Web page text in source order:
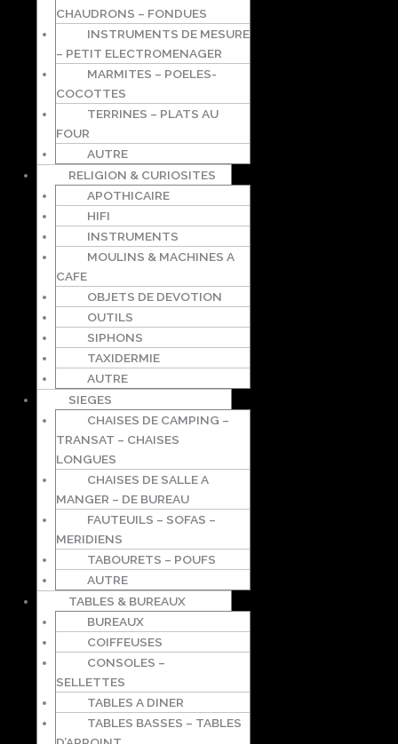
CHAUDRONS – FONDUES
INSTRUMENTS DE MESURE
– PETIT ELECTROMENAGER
MARMITES – POELES-
COCOTTES
TERRINES – PLATS AU
FOUR
AUTRE
RELIGION & CURIOSITES
APOTHICAIRE
HIFI
INSTRUMENTS
MOULINS & MACHINES A
CAFE
OBJETS DE DEVOTION
OUTILS
SIPHONS
TAXIDERMIE
AUTRE
SIEGES
CHAISES DE CAMPING –
TRANSAT – CHAISES
LONGUES
CHAISES DE SALLE A
MANGER – DE BUREAU
FAUTEUILS – SOFAS –
MERIDIENS
TABOURETS – POUFS
AUTRE
TABLES & BUREAUX
BUREAUX
COIFFEUSES
CONSOLES –
SELLETTES
TABLES A DINER
TABLES BASSES – TABLES